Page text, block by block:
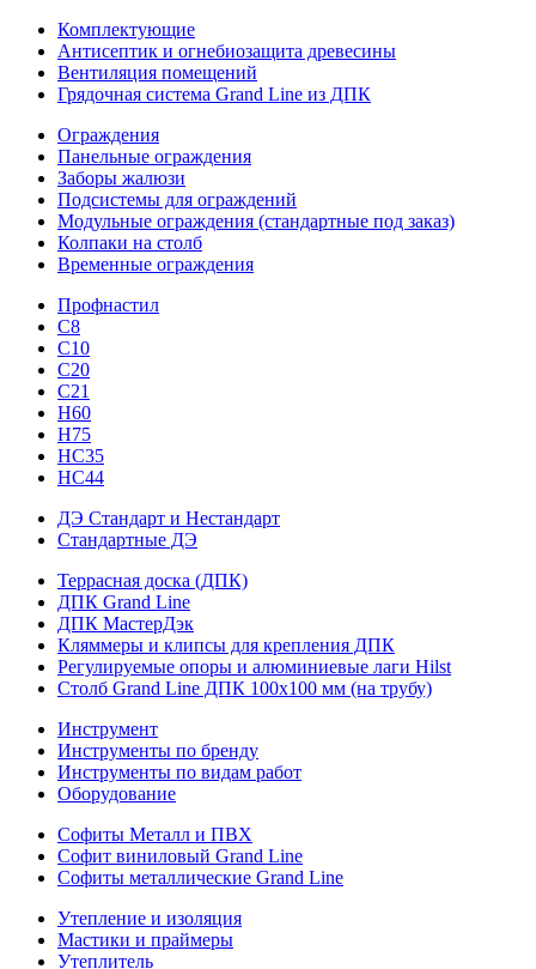
Комплектующие
Антисептик и огнебиозащита древесины
Вентиляция помещений
Грядочная система Grand Line из ДПК
Ограждения
Панельные ограждения
Заборы жалюзи
Подсистемы для ограждений
Модульные ограждения (стандартные под заказ)
Колпаки на столб
Временные ограждения
Профнастил
С8
С10
С20
С21
H60
H75
HС35
НС44
ДЭ Стандарт и Нестандарт
Стандартные ДЭ
Террасная доска (ДПК)
ДПК Grand Line
ДПК МастерДэк
Кляммеры и клипсы для крепления ДПК
Регулируемые опоры и алюминиевые лаги Hilst
Столб Grand Line ДПК 100х100 мм (на трубу)
Инструмент
Инструменты по бренду
Инструменты по видам работ
Оборудование
Софиты Металл и ПВХ
Софит виниловый Grand Line
Софиты металлические Grand Line
Утепление и изоляция
Мастики и праймеры
Утеплитель